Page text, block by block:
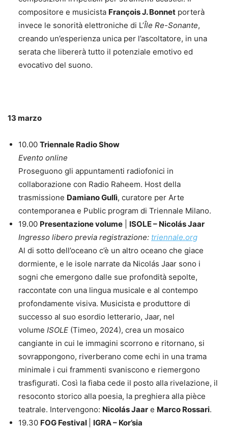
compositore e musicista François J. Bonnet porterà
invece le sonorità elettroniche di L’Île Re-Sonante,
creando un’esperienza unica per l’ascoltatore, in una
serata che libererà tutto il potenziale emotivo ed
evocativo del suono.
13 marzo
10.00 Triennale Radio Show
Evento online
Proseguono gli appuntamenti radiofonici in
collaborazione con Radio Raheem. Host della
trasmissione Damiano Gullì, curatore per Arte
contemporanea e Public program di Triennale Milano.
19.00 Presentazione volume
ISOLE – Nicolás Jaar
Ingresso libero previa registrazione: triennale.org
Al di sotto dell’oceano c’è un altro oceano che giace
dormiente, e le isole narrate da Nicolás Jaar sono i
sogni che emergono dalle sue profondità sepolte,
raccontate con una lingua musicale e al contempo
profondamente visiva. Musicista e produttore di
successo al suo esordio letterario, Jaar, nel
volume ISOLE (Timeo, 2024), crea un mosaico
cangiante in cui le immagini scorrono e ritornano, si
sovrappongono, riverberano come echi in una trama
minimale i cui frammenti svaniscono e riemergono
trasfigurati. Così la fiaba cede il posto alla rivelazione, il
resoconto storico alla poesia, la preghiera alla pièce
teatrale. Intervengono: Nicolás Jaar e Marco Rossari.
19.30 FOG Festival
IGRA – Kor’sia